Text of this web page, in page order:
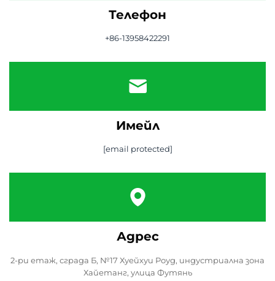
Телефон
+86-13958422291
Имейл
[email protected]
Адрес
2-ри етаж, сграда Б, №17 Хуейхуи Роуд, индустриална зона
Хайетанг, улица Футянь